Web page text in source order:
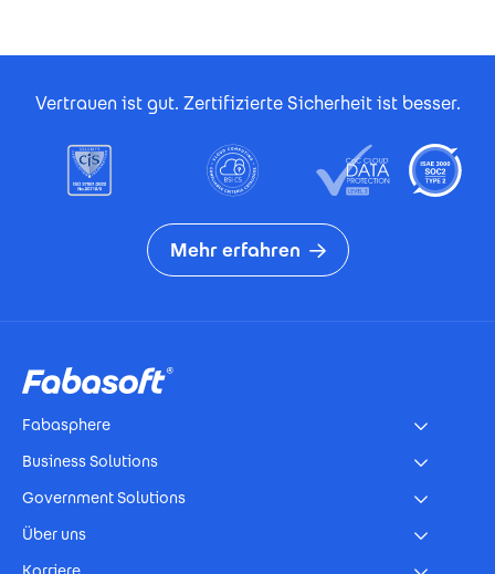
Vertrauen ist gut. Zertifizierte Sicherheit ist besser.
Mehr erfahren
Fabasphere
Business Solutions
Government Solutions
Über uns